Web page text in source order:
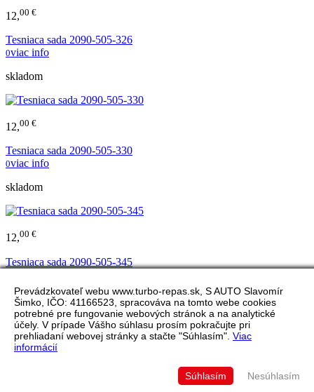
Prevádzkovateľ webu www.turbo-repas.sk, S AUTO Slavomír
Šimko, IČO: 41166523, spracováva na tomto webe cookies
potrebné pre fungovanie webových stránok a na analytické
účely. V prípade Vášho súhlasu prosím pokračujte pri
prehliadaní webovej stránky a stačte "Súhlasím". Viac
informácií
Nesúhlasím
Súhlasím
12,00 €
Tesniaca sada 2090-505-326
0viac info
skladom
12,00 €
Tesniaca sada 2090-505-330
0viac info
skladom
12,00 €
Tesniaca sada 2090-505-345
skladom
12,00 €